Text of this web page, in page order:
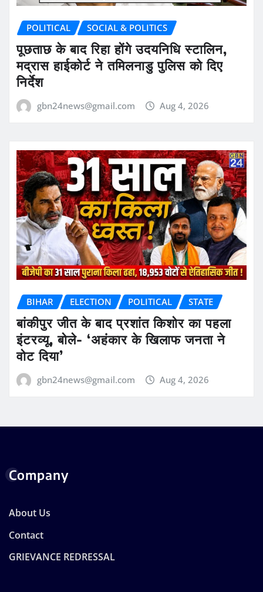
POLITICAL SOCIAL & POLITICS
पूछताछ के बाद रिहा होंगे उदयनिधि स्टालिन,
मद्रास हाईकोर्ट ने तमिलनाडु पुलिस को दिए
निर्देश
gbn24news@gmail.com Aug 4, 2026
BIHAR ELECTION POLITICAL STATE
बांकीपुर जीत के बाद प्रशांत किशोर का पहला
इंटरव्यू, बोले- ‘अहंकार के खिलाफ जनता ने
वोट दिया’
gbn24news@gmail.com Aug 4, 2026
Company
About Us
Contact
GRIEVANCE REDRESSAL